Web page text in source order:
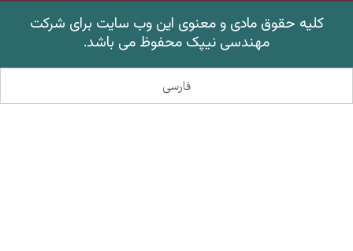
کلیه حقوق مادی و معنوی این وب سایت برای شرکت
مهندسی نیپک محفوظ می باشد.
فارسی